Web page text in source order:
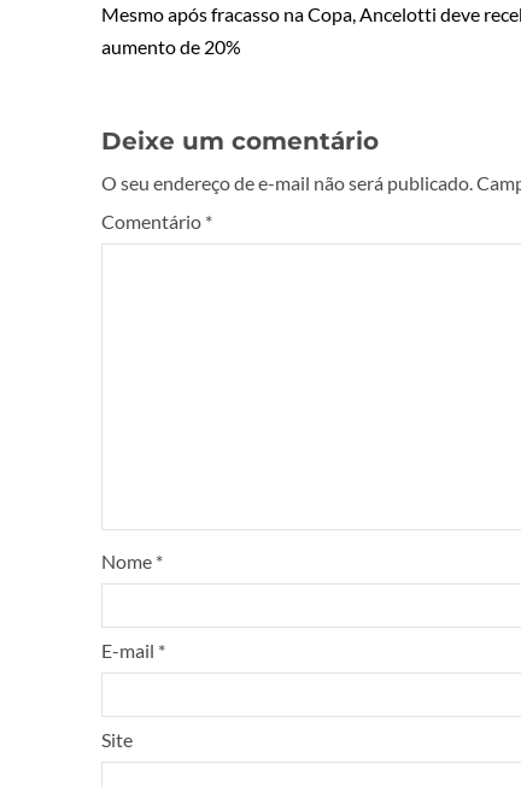
Mesmo após fracasso na Copa, Ancelotti deve
aumento de 20%
Deixe um comentário
O seu endereço de e-mail não será publicado.
Comentário *
Nome *
E-mail *
Site